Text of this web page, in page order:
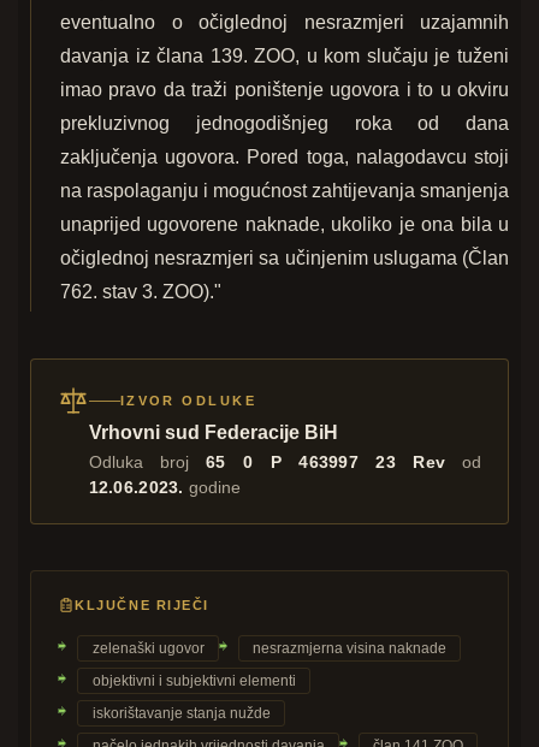
eventualno o očiglednoj nesrazmjeri uzajamnih
davanja iz člana 139. ZOO, u kom slučaju je tuženi
imao pravo da traži poništenje ugovora i to u okviru
prekluzivnog jednogodišnjeg roka od dana
zaključenja ugovora. Pored toga, nalagodavcu stoji
na raspolaganju i mogućnost zahtijevanja smanjenja
unaprijed ugovorene naknade, ukoliko je ona bila u
očiglednoj nesrazmjeri sa učinjenim uslugama (Član
762. stav 3. ZOO)."
IZVOR ODLUKE
Vrhovni sud Federacije BiH
Odluka broj 65 0 P 463997 23 Rev od
12.06.2023. godine
KLJUČNE RIJEČI
zelenaški ugovor
nesrazmjerna visina naknade
objektivni i subjektivni elementi
iskorištavanje stanja nužde